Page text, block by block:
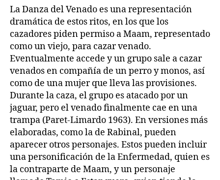
La Danza del Venado es una representación
dramática de estos ritos, en los que los
cazadores piden permiso a Maam, representado
como un viejo, para cazar venado.
Eventualmente accede y un grupo sale a cazar
venados en compañía de un perro y monos, así
como de una mujer que lleva las provisiones.
Durante la caza, el grupo es atacado por un
jaguar, pero el venado finalmente cae en una
trampa (Paret-Limardo 1963). En versiones más
elaboradas, como la de Rabinal, pueden
aparecer otros personajes. Estos pueden incluir
una personificación de la Enfermedad, quien es
la contraparte de Maam, y un personaje